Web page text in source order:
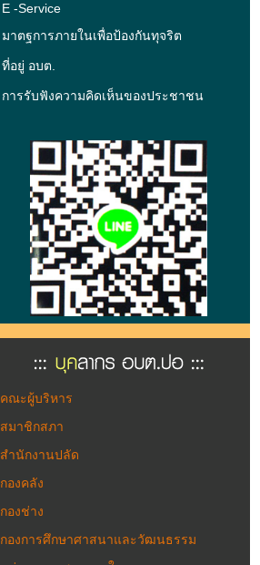
E -Service
มาตฐการภายในเพื่อป้องกันทุจริต
ที่อยู่ อบต.
การรับฟังความคิดเห็นของประชาชน
คณะผู้บริหาร
สมาชิกสภา
สำนักงานปลัด
กองคลัง
กองช่าง
กองการศึกษาศาสนาและวัฒนธรรม